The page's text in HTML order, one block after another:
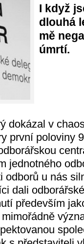
I když
dlouhá
mě
úmrtí.
dokázal v
první poloviny
jednotného
odborů u nás
dali
především